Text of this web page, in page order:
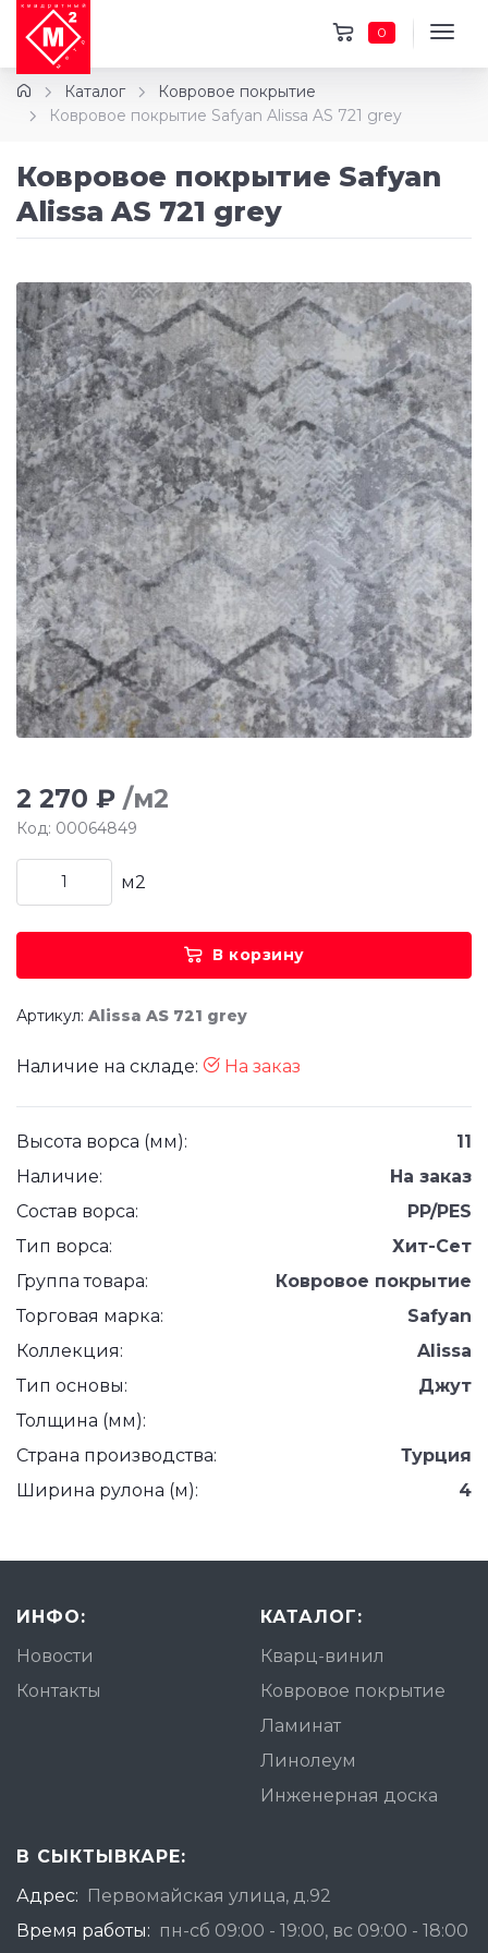
0
Каталог
Ковровое покрытие
Ковровое покрытие Safyan Alissa AS 721 grey
Ковровое покрытие Safyan
Alissa AS 721 grey
2 270 ₽ /м2
Код: 00064849
м2
В корзину
Артикул: Alissa AS 721 grey
Наличие на складе: На заказ
Высота ворса (мм):
11
Наличие:
На заказ
Состав ворса:
PP/PES
Тип ворса:
Хит-Сет
Группа товара:
Ковровое покрытие
Торговая марка:
Safyan
Коллекция:
Alissa
Тип основы:
Джут
Толщина (мм):
Страна производства:
Турция
Ширина рулона (м):
4
ИНФО:
Новости
Контакты
КАТАЛОГ:
Кварц-винил
Ковровое покрытие
Ламинат
Линолеум
Инженерная доска
В СЫКТЫВКАРЕ:
Адрес: Первомайская улица, д.92
Время работы: пн-сб 09:00 - 19:00, вс 09:00 - 18:00